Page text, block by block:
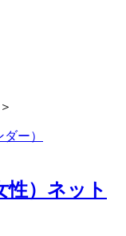
ー）
性）ネット